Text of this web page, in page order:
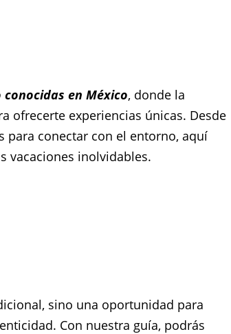
en México, donde la
ofrecerte experiencias únicas. Desde
para conectar con el entorno, aquí
vacaciones inolvidables.
sino una oportunidad para
Con nuestra guía, podrás